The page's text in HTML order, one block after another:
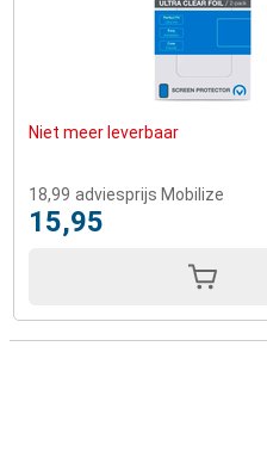
Niet meer leverbaar
18,99 adviesprijs Mobilize
15,95